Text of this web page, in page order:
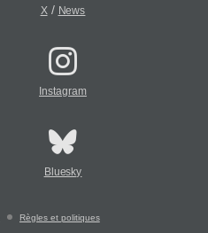
X/ News
Instagram
Bluesky
Règles et politiques